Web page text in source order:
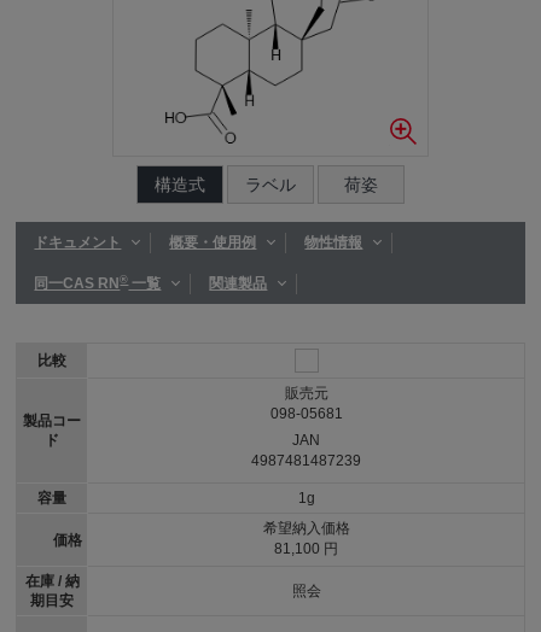
構造式 ラベル 荷姿
ドキュメント 概要・使用例 物性情報
同一CAS RN®一覧 関連製品
比較
製品コー
ド
容量
価格
在庫 / 納
期目安
販売元
098-05681
JAN
4987481487239
1g
希望納入価格
81,100 円
照会